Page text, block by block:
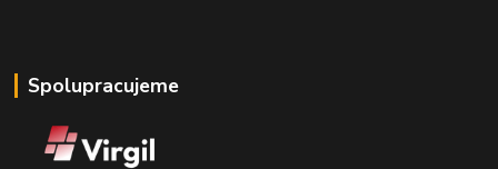
Spolupracujeme